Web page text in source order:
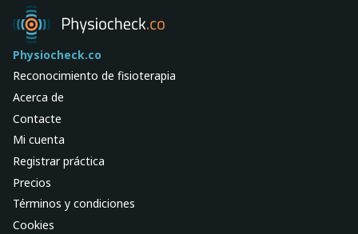
Physiocheck.co
Reconocimiento de fisioterapia
Acerca de
Contacte
Mi cuenta
Registrar práctica
Precios
Términos y condiciones
Cookies